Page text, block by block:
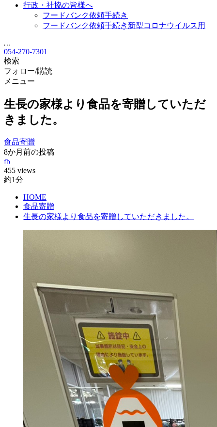
行政・社協の皆様へ
フードバンク依頼手続き
フードバンク依頼手続き新型コロナウイルス用
…
054-270-7301
検索
フォロー/購読
メニュー
生長の家様より食品を寄贈していただ
きました。
食品寄贈
8か月前の投稿
fb
455 views
約1分
HOME
食品寄贈
生長の家様より食品を寄贈していただきました。